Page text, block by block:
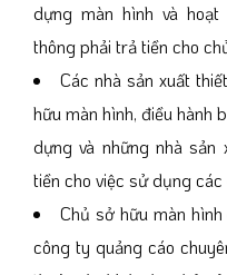
dựng màn hình và
thông phải trả tiền cho
Các nhà sản xuất
hữu màn hình, điều hành
dựng và những nhà
tiền cho việc sử dụng các
Chủ sở hữu màn
công ty quảng cáo